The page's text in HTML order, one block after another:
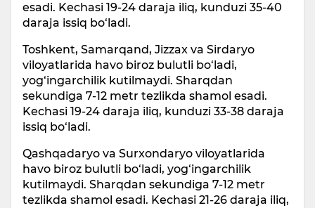
esadi. Kechasi 19-24 daraja iliq, kunduzi 35-40
daraja issiq bo‘ladi.
Toshkent, Samarqand, Jizzax va Sirdaryo
viloyatlarida havo biroz bulutli bo‘ladi,
yog‘ingarchilik kutilmaydi. Sharqdan
sekundiga 7-12 metr tezlikda shamol esadi.
Kechasi 19-24 daraja iliq, kunduzi 33-38 daraja
issiq bo‘ladi.
Qashqadaryo va Surxondaryo viloyatlarida
havo biroz bulutli bo‘ladi, yog‘ingarchilik
kutilmaydi. Sharqdan sekundiga 7-12 metr
tezlikda shamol esadi. Kechasi 21-26 daraja iliq,